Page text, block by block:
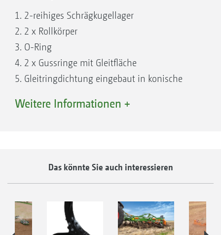
1. 2-reihiges Schrägkugellager
2. 2 x Rollkörper
3. O-Ring
4. 2 x Gussringe mit Gleitfläche
5. Gleitringdichtung eingebaut in konische
6. Getriebeölfüllung
Weitere Informationen +
Das könnte Sie auch interessieren